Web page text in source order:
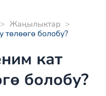
> Жаңылыктар >
болобу?
кат
болобу?